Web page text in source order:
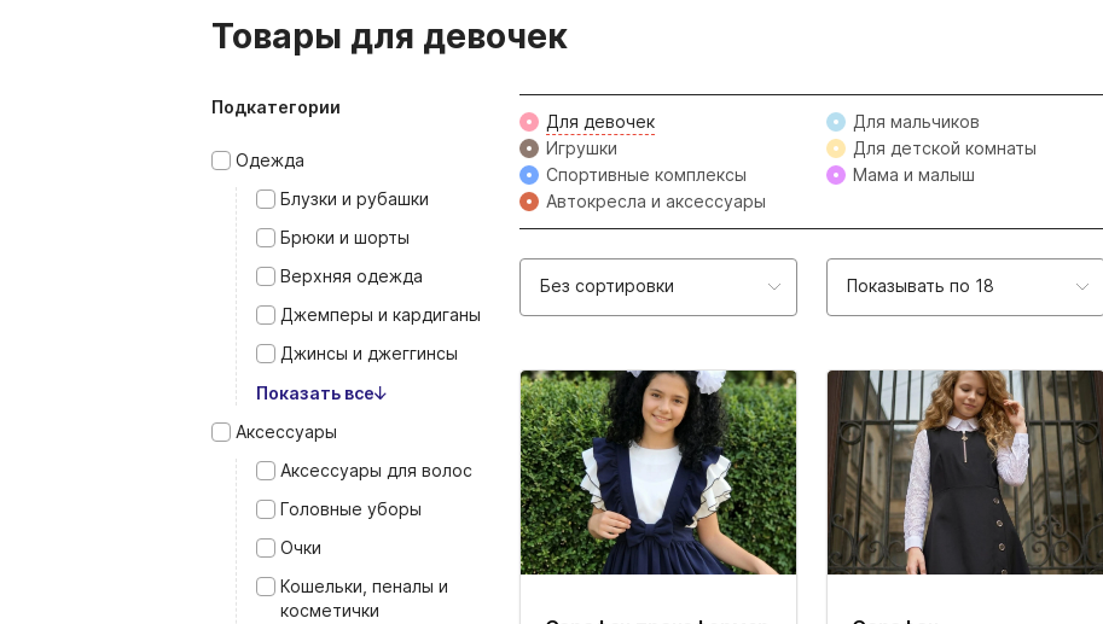
Товары для девочек
Подкатегории
Одежда
Блузки и рубашки
Брюки и шорты
Верхняя одежда
Джемперы и кардиганы
Джинсы и джеггинсы
Показать все
Аксессуары
Аксессуары для волос
Головные уборы
Очки
Кошельки, пеналы и
косметички
Для девочек Для мальчиков
Игрушки
Для детской комнаты
Спортивные комплексы
Мама и малыш
Автокресла и аксессуары
Без сортировки Показывать по 18